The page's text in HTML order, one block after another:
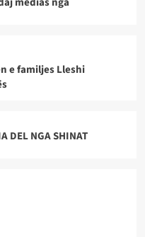
e familjes Lleshi
DEL NGA SHINAT